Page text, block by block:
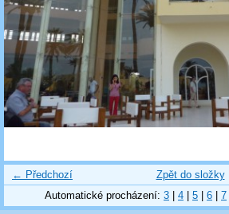
← Předchozí
Zpět do složky
Automatické procházení: 3 4 5 6 7